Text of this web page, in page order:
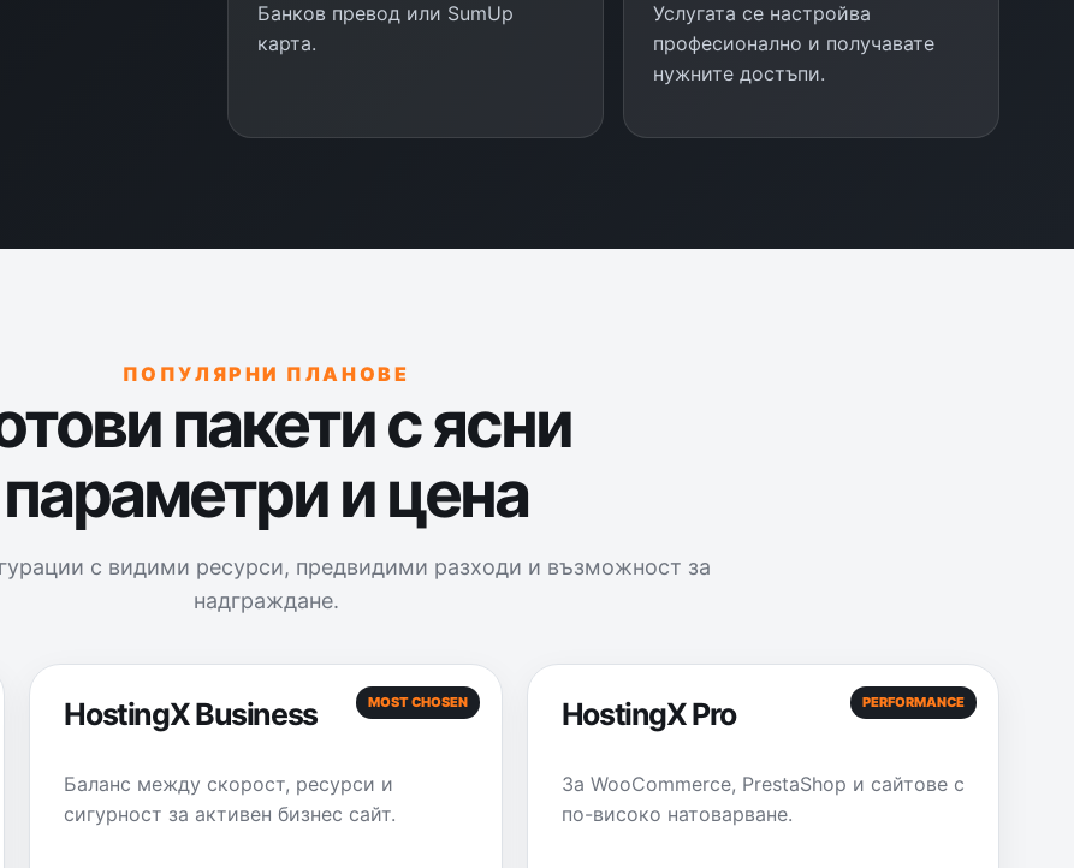
Банков превод или SumUp
карта.
Услугата се настройва
професионално и получавате
нужните достъпи.
ПОПУЛЯРНИ ПЛАНОВЕ
пакети с ясни
параметри и цена
с видими ресурси, предвидими разходи и възможност за
надграждане.
MOST CHOSEN
HostingX Business
Баланс между скорост, ресурси и
сигурност за активен бизнес сайт.
PERFORMANCE
HostingX Pro
За WooCommerce, PrestaShop и сайтове с
по-високо натоварване.